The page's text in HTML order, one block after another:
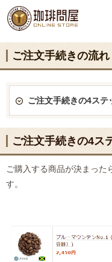
ご注文手続きの流れ
ご注文手続きの4ステ
ご注文手続きの4ス
ご購入する商品が決まった
す。